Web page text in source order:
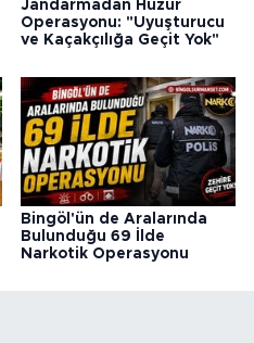
Jandarmadan Huzur
Operasyonu: "Uyuşturucu
ve Kaçakçılığa Geçit Yok"
Bingöl'ün de Aralarında
Bulunduğu 69 İlde
Narkotik Operasyonu